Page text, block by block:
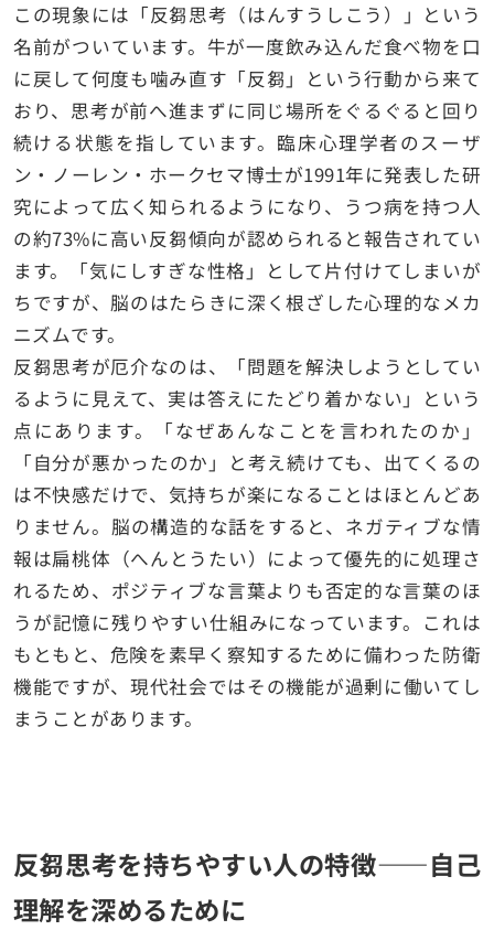
この現象には「反芻思考（はんすうしこう）」という
名前がついています。牛が一度飲み込んだ食べ物を口
に戻して何度も噛み直す「反芻」という行動から来て
おり、思考が前へ進まずに同じ場所をぐるぐると回り
続ける状態を指しています。臨床心理学者のスーザ
ン・ノーレン・ホークセマ博士が1991年に発表した研
究によって広く知られるようになり、うつ病を持つ人
の約73%に高い反芻傾向が認められると報告されてい
ます。「気にしすぎな性格」として片付けてしまいが
ちですが、脳のはたらきに深く根ざした心理的なメカ
ニズムです。
反芻思考が厄介なのは、「問題を解決しようとしてい
るように見えて、実は答えにたどり着かない」という
点にあります。「なぜあんなことを言われたのか」
「自分が悪かったのか」と考え続けても、出てくるの
は不快感だけで、気持ちが楽になることはほとんどあ
りません。脳の構造的な話をすると、ネガティブな情
報は扁桃体（へんとうたい）によって優先的に処理さ
れるため、ポジティブな言葉よりも否定的な言葉のほ
うが記憶に残りやすい仕組みになっています。これは
もともと、危険を素早く察知するために備わった防衛
機能ですが、現代社会ではその機能が過剰に働いてし
まうことがあります。
反芻思考を持ちやすい人の特徴——自己
理解を深めるために